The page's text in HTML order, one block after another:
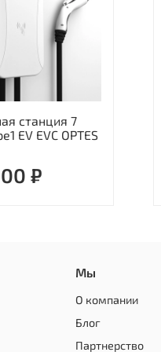
станция 7
EV EVС OPTES
₽
Мы
О компании
Блог
Партнерство